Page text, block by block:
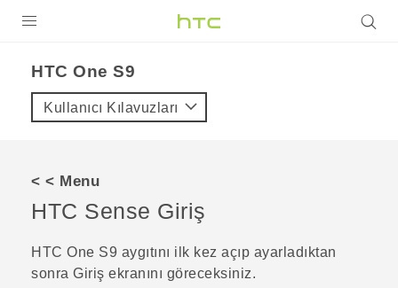
VIVE
VIVERSE
DESTEK
HTC One S9‎
Kullanıcı Kılavuzları
< < Menu
HTC Sense Giriş
HTC One S9‍ aygıtını ilk kez açıp ayarladıktan
sonra Giriş ekranını göreceksiniz.